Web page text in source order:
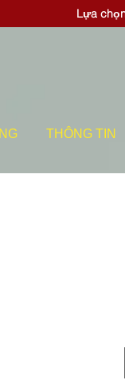
Lựa
THÔNG TIN